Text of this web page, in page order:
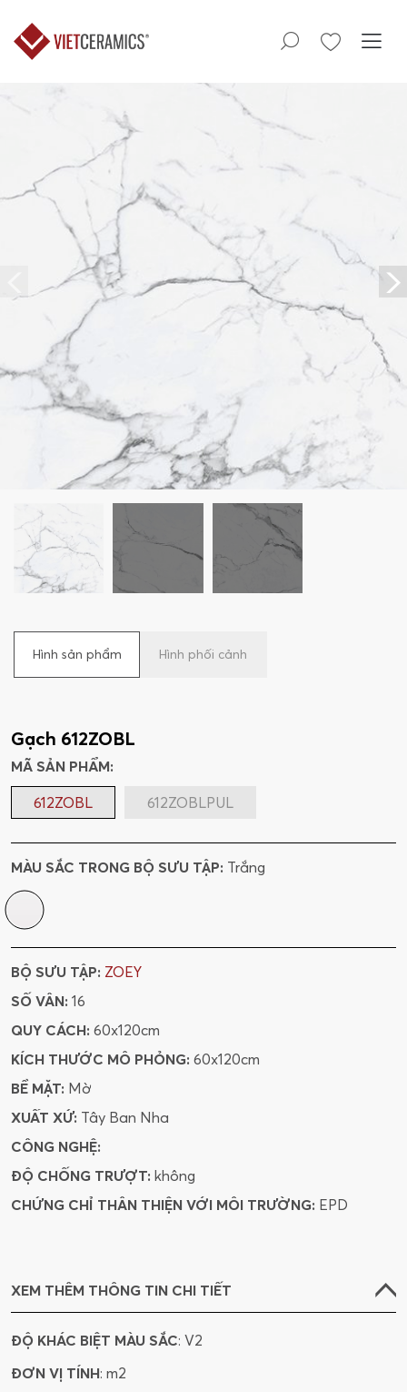
Hình sản phẩm Hình phối cảnh
Gạch 612ZOBL
MÃ SẢN PHẨM:
612ZOBL
612ZOBLPUL
MÀU SẮC TRONG BỘ SƯU TẬP: Trắng
BỘ SƯU TẬP: ZOEY
SỐ VÂN: 16
QUY CÁCH: 60x120cm
KÍCH THƯỚC MÔ PHỎNG: 60x120cm
BỀ MẶT: Mờ
XUẤT XỨ: Tây Ban Nha
CÔNG NGHỆ:
ĐỘ CHỐNG TRƯỢT: không
CHỨNG CHỈ THÂN THIỆN VỚI MÔI TRƯỜNG: EPD
XEM THÊM THÔNG TIN CHI TIẾT
ĐỘ KHÁC BIỆT MÀU SẮC: V2
ĐƠN VỊ TÍNH: m2